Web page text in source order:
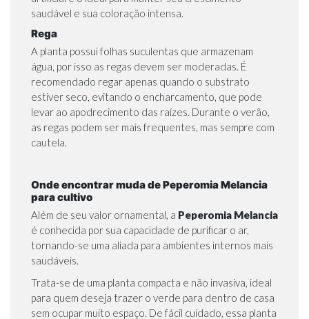
saudável e sua coloração intensa.
Rega
A planta possui folhas suculentas que armazenam
água, por isso as regas devem ser moderadas. É
recomendado regar apenas quando o substrato
estiver seco, evitando o encharcamento, que pode
levar ao apodrecimento das raízes. Durante o verão,
as regas podem ser mais frequentes, mas sempre com
cautela.
Onde encontrar muda de Peperomia Melancia
para cultivo
Além de seu valor ornamental, a Peperomia Melancia
é conhecida por sua capacidade de purificar o ar,
tornando-se uma aliada para ambientes internos mais
saudáveis.
Trata-se de uma planta compacta e não invasiva, ideal
para quem deseja trazer o verde para dentro de casa
sem ocupar muito espaço. De fácil cuidado, essa planta